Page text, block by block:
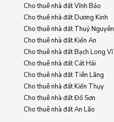
Cho thuê nhà đất Vĩnh Bảo
Cho thuê nhà đất Dương Kinh
Cho thuê nhà đất Thuỷ Nguyên
Cho thuê nhà đất Kiến An
Cho thuê nhà đất Bạch Long Vĩ
Cho thuê nhà đất Cát Hải
Cho thuê nhà đất Tiên Lãng
Cho thuê nhà đất Kiến Thụy
Cho thuê nhà đất Đồ Sơn
Cho thuê nhà đất An Lão